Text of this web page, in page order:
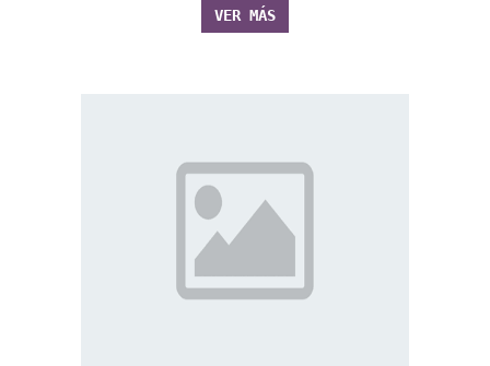
VER MÁS